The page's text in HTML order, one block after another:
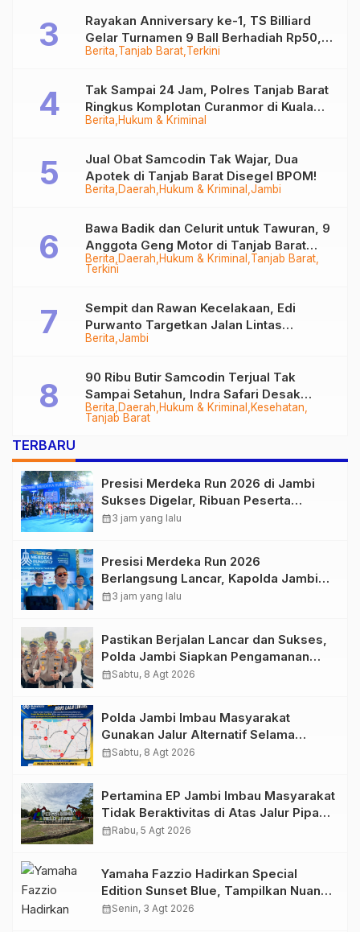
Berita Tanjab Barat Terkini
Rayakan Anniversary ke-1, TS Billiard
Gelar Turnamen 9 Ball Berhadiah Rp50,8
Juta
Berita Hukum & Kriminal
Tak Sampai 24 Jam, Polres Tanjab Barat
Ringkus Komplotan Curanmor di Kuala
Tungkal
Berita Daerah Hukum & Kriminal Jambi
Jual Obat Samcodin Tak Wajar, Dua
Apotek di Tanjab Barat Disegel BPOM!
Berita Daerah Hukum & Kriminal Tanjab Barat
Terkini
Bawa Badik dan Celurit untuk Tawuran, 9
Anggota Geng Motor di Tanjab Barat
Diringkus
Berita Jambi
Sempit dan Rawan Kecelakaan, Edi
Purwanto Targetkan Jalan Lintas
Tungkal-Jambi Mulus di 2028
Berita Daerah Hukum & Kriminal
Kesehatan
Tanjab Barat
90 Ribu Butir Samcodin Terjual Tak
Sampai Setahun, Indra Safari Desak
Audit Menyeluruh
TERBARU
Presisi Merdeka Run 2026 di Jambi
Sukses Digelar, Ribuan Peserta
Ramaikan Event Nasional
calendar_month3 jam yang lalu
Presisi Merdeka Run 2026
Berlangsung Lancar, Kapolda Jambi
Ucapkan Terimakasih dan Apresiasi
calendar_month3 jam yang lalu
Pastikan Berjalan Lancar dan Sukses,
Polda Jambi Siapkan Pengamanan
Berlapis untuk 8.750 Pelari, 1.848
calendar_monthSabtu, 8 Agt 2026
Polda Jambi Imbau Masyarakat
Gunakan Jalur Alternatif Selama
Pelaksanaan Presisi Merdeka Run
calendar_monthSabtu, 8 Agt 2026
Pertamina EP Jambi Imbau Masyarakat
Tidak Beraktivitas di Atas Jalur Pipa
Migas Demi Keselamatan Bersama
calendar_monthRabu, 5 Agt 2026
Yamaha Fazzio Hadirkan Special
Edition Sunset Blue, Tampilkan Nuansa
Retro Summer yang Semakin Skena
calendar_monthSenin, 3 Agt 2026